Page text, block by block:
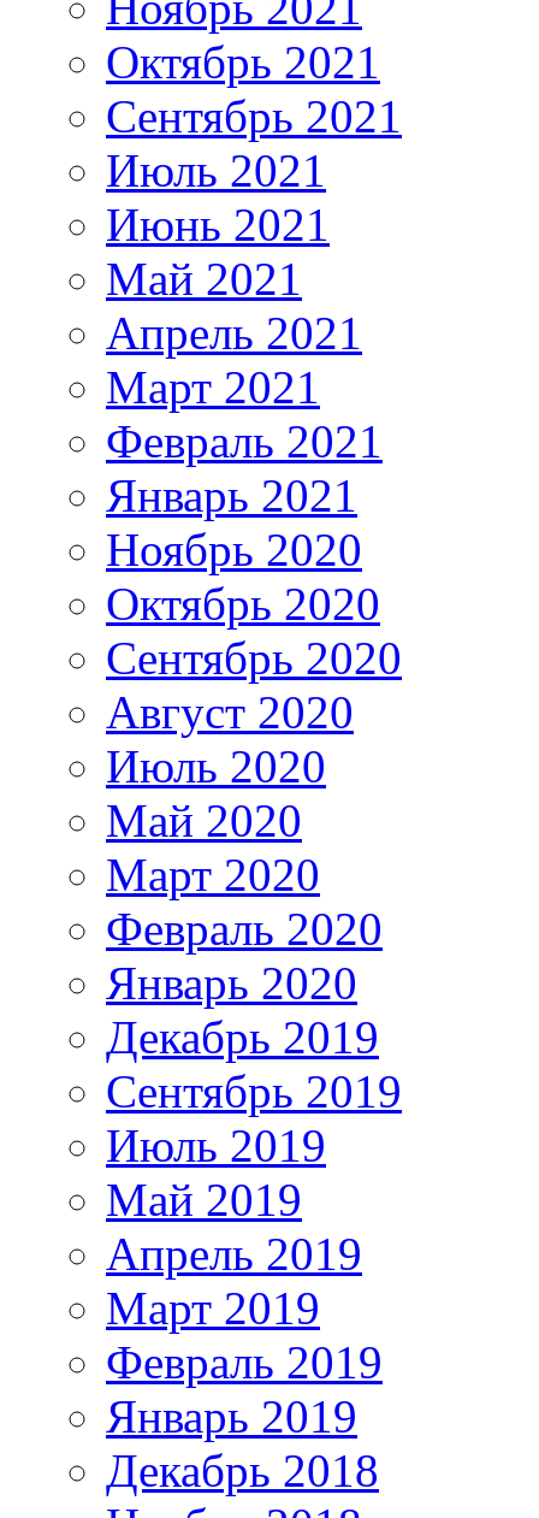
Октябрь 2021
Сентябрь 2021
Июль 2021
Июнь 2021
Май 2021
Апрель 2021
Март 2021
Февраль 2021
Январь 2021
Ноябрь 2020
Октябрь 2020
Сентябрь 2020
Август 2020
Июль 2020
Май 2020
Март 2020
Февраль 2020
Январь 2020
Декабрь 2019
Сентябрь 2019
Июль 2019
Май 2019
Апрель 2019
Март 2019
Февраль 2019
Январь 2019
Декабрь 2018